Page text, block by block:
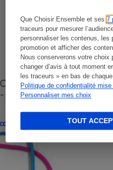
Que Choisir Ensemble et ses7
traceurs pour mesurer
personnaliser les contenus, les
promotion et afficher des
Nous conserverons votre choix
changer d’avis à tout moment
les traceurs » en bas de
Politique de confidentialité
Personnaliser mes choix
TOUT
Cafetière à capsules
- Premières impressions
CONSEILS